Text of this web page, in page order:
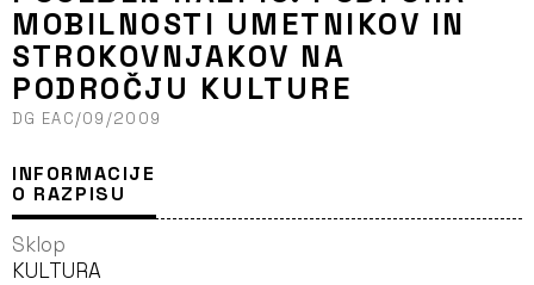
MOBILNOSTI UMETNIKOV IN
STROKOVNJAKOV NA
PODROČJU KULTURE
DG EAC/09/2009
INFORMACIJE
O RAZPISU
Sklop
KULTURA